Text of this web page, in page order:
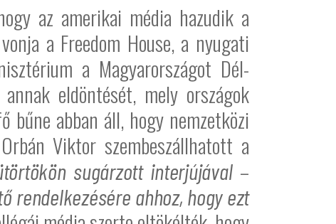
az amerikai média hazudik a
a Freedom House, a nyugati
a Magyarországot Dél-
eldöntését, mely országok
bűne abban áll, hogy nemzetközi
Viktor szembeszállhatott a
sugárzott interjújával–
rendelkezésére ahhoz, hogy ezt